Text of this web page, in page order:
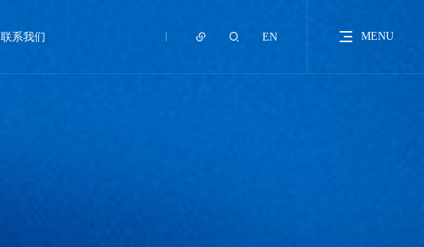
联系我们 EN MENU